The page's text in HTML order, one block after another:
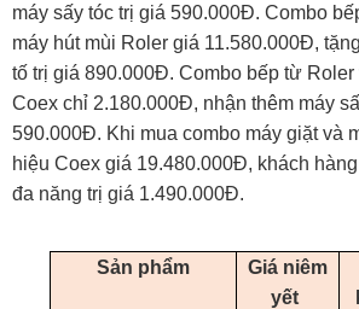
máy sấy tóc trị giá 590.000Đ. Combo
máy hút mùi Roler giá 11.580.000Đ,
tố trị giá 890.000Đ. Combo bếp từ
Coex chỉ 2.180.000Đ, nhận thêm máy
590.000Đ. Khi mua combo máy giặt và
hiệu Coex giá 19.480.000Đ, khách
đa năng trị giá 1.490.000Đ.
Sản phẩm
Giá niêm
yết